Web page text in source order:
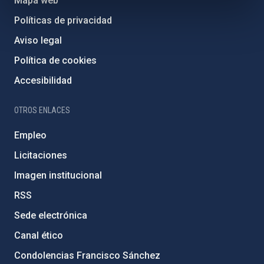
Políticas de privacidad
Aviso legal
Política de cookies
Accesibilidad
OTROS ENLACES
Empleo
Licitaciones
Imagen institucional
RSS
Sede electrónica
Canal ético
Condolencias Francisco Sánchez